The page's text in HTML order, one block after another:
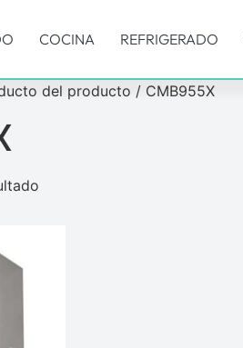
COCINA REFRIGERADO
del producto / CMB955X